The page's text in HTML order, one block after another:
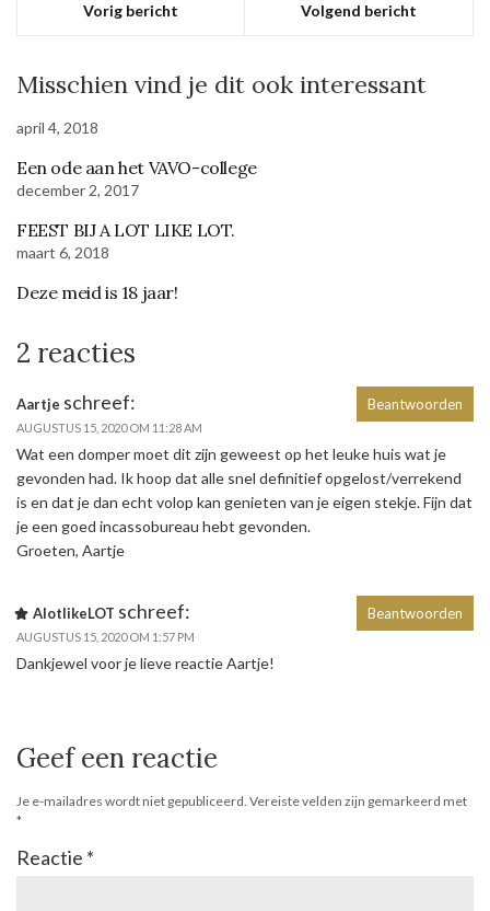
Vorig bericht Volgend bericht
Misschien vind je dit ook interessant
april 4, 2018
Een ode aan het VAVO-college
december 2, 2017
FEEST BIJ A LOT LIKE LOT.
maart 6, 2018
Deze meid is 18 jaar!
2 reacties
Aartje schreef:
AUGUSTUS 15, 2020 OM 11:28 AM
Wat een domper moet dit zijn geweest op het leuke huis wat je
gevonden had. Ik hoop dat alle snel definitief opgelost/verrekend
is en dat je dan echt volop kan genieten van je eigen stekje. Fijn dat
je een goed incassobureau hebt gevonden.
Groeten, Aartje
Beantwoorden
AlotlikeLOT schreef:
AUGUSTUS 15, 2020 OM 1:57 PM
Dankjewel voor je lieve reactie Aartje!
Beantwoorden
Geef een reactie
Je e-mailadres wordt niet gepubliceerd. Vereiste velden zijn gemarkeerd met
*
Reactie *